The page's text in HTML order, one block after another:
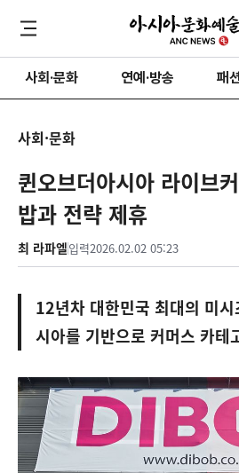
사회·문화 연예·방송 패
사회·문화
퀸오브더아시아 라이브
밥과 전략 제휴
최 라파엘입력2026.02.02 05:23
12년차 대한민국 최대의 미
시아를 기반으로 커머스 카테